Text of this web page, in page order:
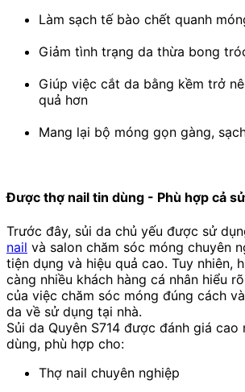
Làm sạch tế bào chết quanh
Giảm tình trạng da thừa bong
Giúp việc cắt da bằng kềm trở
quả hơn
Mang lại bộ móng gọn gàng,
Được thợ nail tin dùng - Phù hợp cả
Trước đây, sủi da chủ yếu được sử
nail và salon chăm sóc móng chuyên
tiện dụng và hiệu quả cao. Tuy nhiên,
càng nhiều khách hàng cá nhân hiểu
của việc chăm sóc móng đúng cách
da về sử dụng tại nhà.
Sủi da Quyên S714 được đánh giá
dùng, phù hợp cho:
Thợ nail chuyên nghiệp